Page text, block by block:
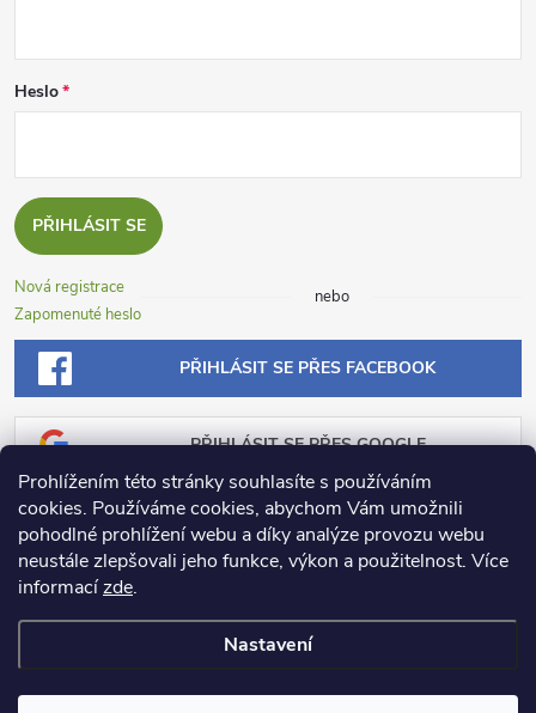
Prohlížením této stránky souhlasíte s používáním
cookies. Používáme cookies, abychom Vám umožnili
pohodlné prohlížení webu a díky analýze provozu webu
neustále zlepšovali jeho funkce, výkon a použitelnost. Více
informacízde.
Nastavení
Heslo
PŘIHLÁSIT SE
Nová registrace
Zapomenuté heslo
nebo
PŘIHLÁSIT SE PŘES FACEBOOK
PŘIHLÁSIT SE PŘES GOOGLE
PŘIHLÁSIT SE PŘES SEZNAM
Copyright 2026Dosadu.cz. Všechna práva vyhrazena.